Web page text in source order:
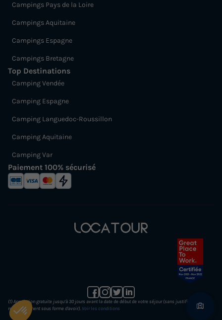
Campings Pays de la Loire
Campings Aquitaine
Campings Espagne
Campings Bretagne
Top Destinations
Camping Vendée
Camping Espagne
Camping Languedoc-Roussillon
Camping Aquitaine
Camping Var
Paiement 100% sécurisé
(1) Annulation gratuite jusqu’à 30 jours avant la date de début de votre séjour (sans justificatif et
remboursement sous forme d'avoir). Voir les conditions